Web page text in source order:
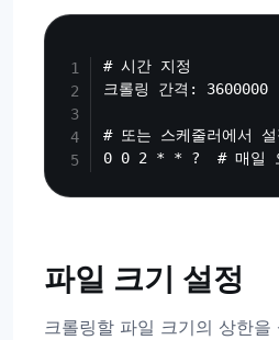
# 시간 지정
크롤링 간격: 3600000
# 또는 스케줄러에서 설
파일 크기 설정
크롤링할 파일 크기의 상한을